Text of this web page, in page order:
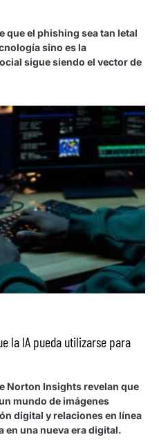
que el phishing sea tan letal
sino es la
sigue siendo el vector de
la IA pueda utilizarse para
Norton Insights revelan que
mundo de imágenes
digital y relaciones en línea
en una nueva era digital.